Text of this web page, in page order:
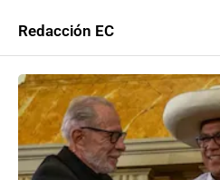
Redacción EC